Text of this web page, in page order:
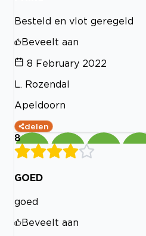
Besteld en vlot geregeld
Beveelt aan
8 February 2022
L. Rozendal
Apeldoorn
delen
8
GOED
goed
Beveelt aan